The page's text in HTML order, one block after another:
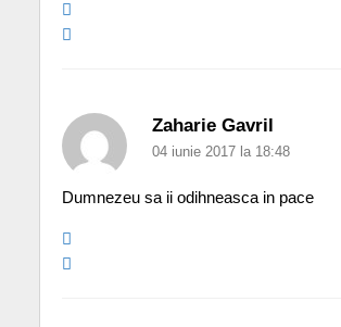
Zaharie Gavril
04 iunie 2017 la 18:48
Dumnezeu sa ii odihneasca in pace